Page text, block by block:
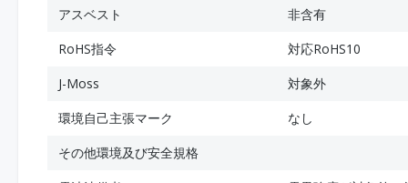
アスベスト
非含有
RoHS指令
対応RoHS10
J-Moss
対象外
環境自己主張マーク
なし
その他環境及び安全規格